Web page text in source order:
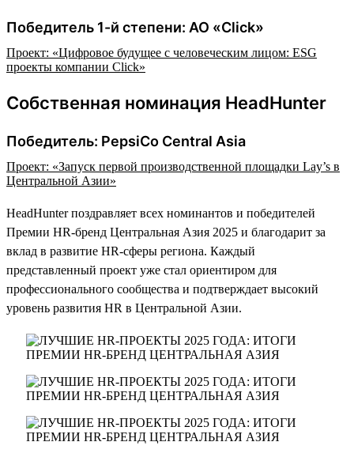
Победитель 1-й степени: АО «Click»
Проект: «Цифровое будущее с человеческим лицом: ESG
проекты компании Click»
Собственная номинация HeadHunter
Победитель: PepsiCo Central Asia
Проект: «Запуск первой производственной площадки Lay’s в
Центральной Азии»
HeadHunter поздравляет всех номинантов и победителей
Премии HR-бренд Центральная Азия 2025 и благодарит за
вклад в развитие HR-сферы региона. Каждый
представленный проект уже стал ориентиром для
профессионального сообщества и подтверждает высокий
уровень развития HR в Центральной Азии.